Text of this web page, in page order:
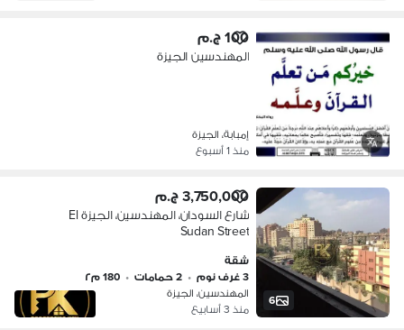
100 ج.م
المهندسين الجيزة
إمبابة، الجيزة
منذ 1 أسبوع
6
3,750,000 ج.م
شارع السودان، المهندسين، الجيزة El
Sudan Street
شقة
3 غرف نوم
• 2 حمامات • 180 م٢
المهندسين، الجيزة
منذ 3 أسابيع